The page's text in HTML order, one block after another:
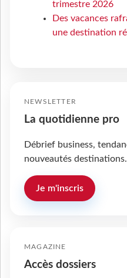
trimestre 2026
Des vacances
une destination
NEWSLETTER
La quotidienne pro
Débrief business,
nouveautés destinations.
Je m'inscris
MAGAZINE
Accès dossiers